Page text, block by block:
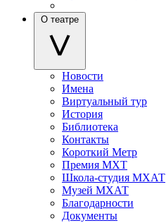
О театре
Новости
Имена
Виртуальный тур
История
Библиотека
Контакты
Короткий Метр
Премия МХТ
Школа-студия МХАТ
Музей МХАТ
Благодарности
Документы